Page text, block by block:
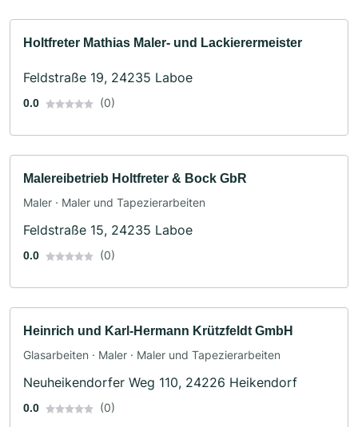
Holtfreter Mathias Maler- und Lackierermeister
Feldstraße 19, 24235 Laboe
0.0 (0)
Malereibetrieb Holtfreter & Bock GbR
Maler · Maler und Tapezierarbeiten
Feldstraße 15, 24235 Laboe
0.0 (0)
Heinrich und Karl-Hermann Krützfeldt GmbH
Glasarbeiten · Maler · Maler und Tapezierarbeiten
Neuheikendorfer Weg 110, 24226 Heikendorf
0.0 (0)